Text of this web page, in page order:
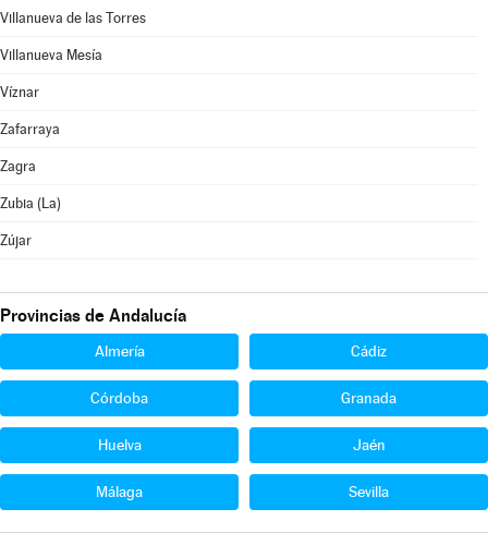
Villanueva de las Torres
Villanueva Mesía
Víznar
Zafarraya
Zagra
Zubia (La)
Zújar
Provincias de Andalucía
Almería Cádiz
Córdoba Granada
Huelva Jaén
Málaga Sevilla